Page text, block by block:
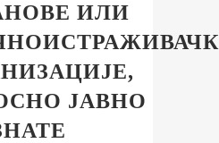
ИЛИ
ЈАВНО